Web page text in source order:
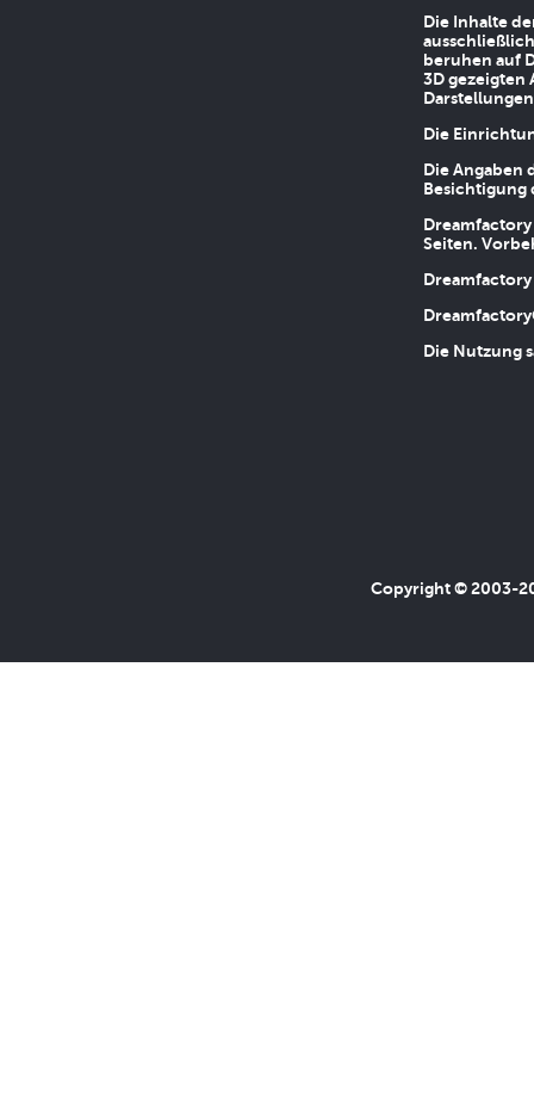
Die Inhalte
beruhen auf
3D gezeigten
Die
Die
Besichtigung
Seiten.
Die Nutzung
Copyright © 2003-